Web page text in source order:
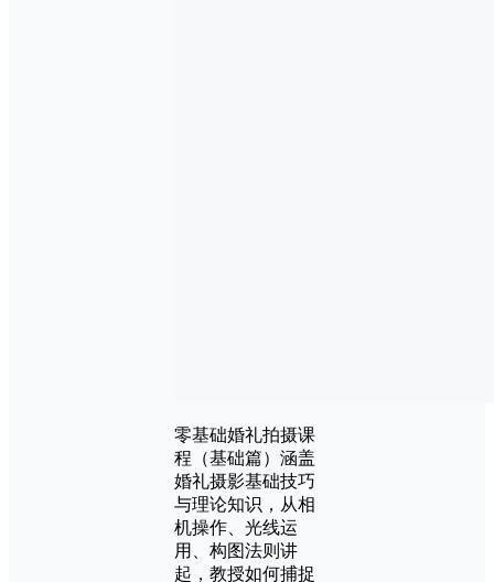
零基础婚礼拍摄课
程（基础篇）涵盖
婚礼摄影基础技巧
与理论知识，从相
机操作、光线运
用、构图法则讲
起，教授如何捕捉